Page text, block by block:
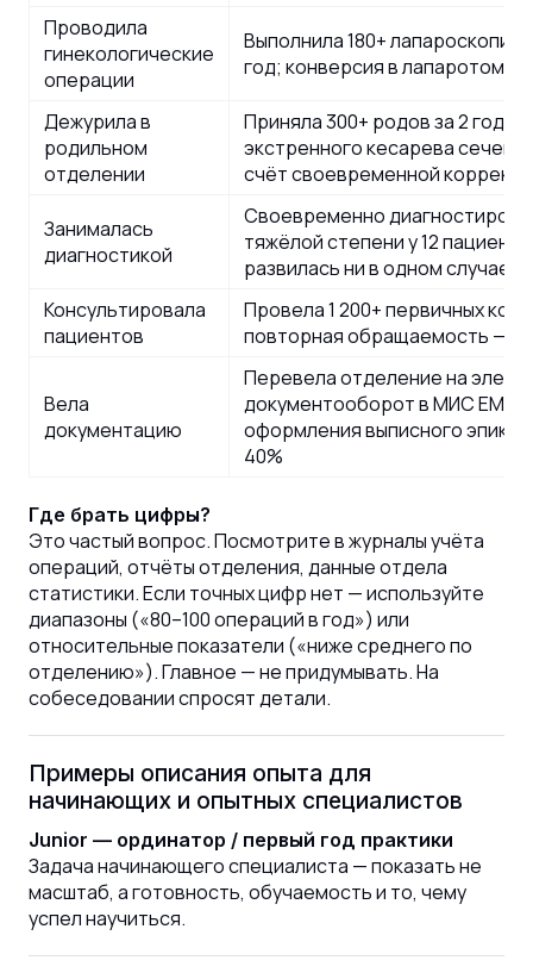
Проводила
гинекологические
операции
Выполнила 180+
год; конверсия в
Дежурила в
родильном
отделении
Приняла 300+ родов за 2 года
экстренного кесарева
счёт своевременной
Занималась
диагностикой
Своевременно
тяжёлой степени у 12
развилась ни в одном случае
Консультировала
пациентов
Провела 1 200+ первичных
повторная обращаемость —
Вела
документацию
Перевела отделение на
документооборот в МИС
оформления выписного
40%
Где брать цифры?
Это частый вопрос. Посмотрите в журналы учёта
операций, отчёты отделения, данные отдела
статистики. Если точных цифр нет — используйте
диапазоны («80–100 операций в год») или
относительные показатели («ниже среднего по
отделению»). Главное — не придумывать. На
собеседовании спросят детали.
Примеры описания опыта для
начинающих и опытных специалистов
Junior — ординатор / первый год практики
Задача начинающего специалиста — показать не
масштаб, а готовность, обучаемость и то, чему
успел научиться.